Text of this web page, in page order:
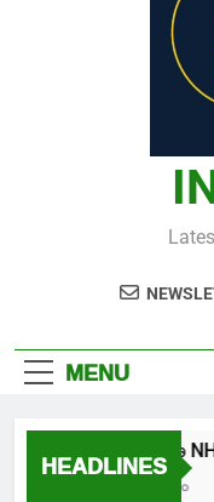
MENU
HEADLINES
తెలంగాణ